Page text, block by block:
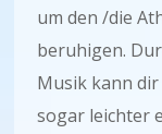
um den /die
beruhigen.
Musik kann
sogar leichter